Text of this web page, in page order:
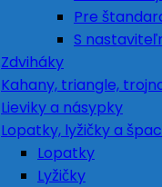
Pre
S
Zdviháky
Kahany, triangle,
Lieviky a násypky
Lopatky, lyžičky a
Lopatky
Lyžičky